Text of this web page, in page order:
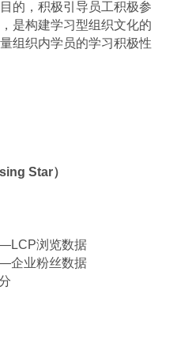
的，积极引导员工积极参
是构建学习型组织文化的
组织内学员的学习积极性
Star）
浏览数据
企业粉丝数据